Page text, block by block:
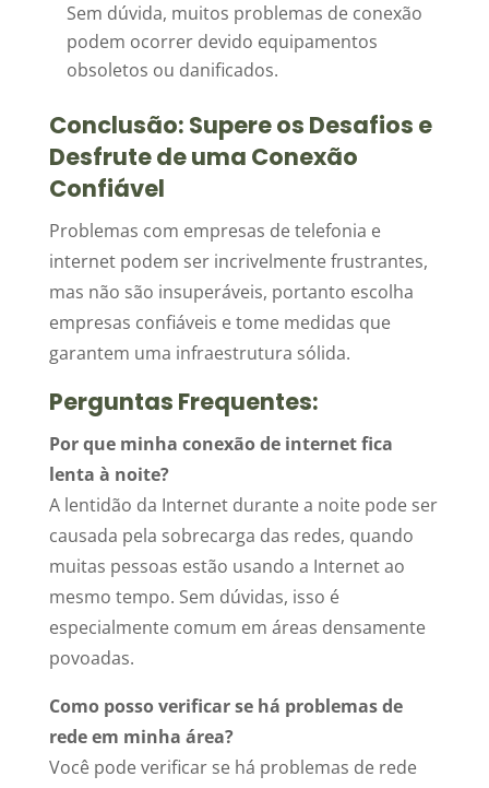
Sem dúvida, muitos problemas de conexão
podem ocorrer devido equipamentos
obsoletos ou danificados.
Conclusão: Supere os Desafios e
Desfrute de uma Conexão
Confiável
Problemas com empresas de telefonia e
internet podem ser incrivelmente frustrantes,
mas não são insuperáveis, portanto escolha
empresas confiáveis e tome medidas que
garantem uma infraestrutura sólida.
Perguntas Frequentes:
Por que minha conexão de internet fica
lenta à noite?
A lentidão da Internet durante a noite pode ser
causada pela sobrecarga das redes, quando
muitas pessoas estão usando a Internet ao
mesmo tempo. Sem dúvidas, isso é
especialmente comum em áreas densamente
povoadas.
Como posso verificar se há problemas de
rede em minha área?
Você pode verificar se há problemas de rede